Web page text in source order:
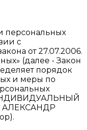
персональных
с
от 27.07.2006.
(далее - Закон
порядок
и меры по